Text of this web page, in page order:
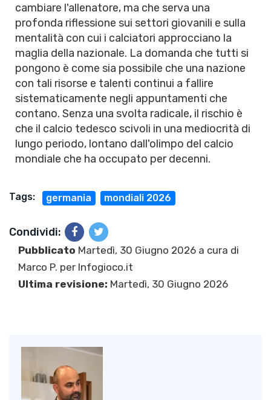
cambiare l'allenatore, ma che serva una
profonda riflessione sui settori giovanili e sulla
mentalità con cui i calciatori approcciano la
maglia della nazionale. La domanda che tutti si
pongono è come sia possibile che una nazione
con tali risorse e talenti continui a fallire
sistematicamente negli appuntamenti che
contano. Senza una svolta radicale, il rischio è
che il calcio tedesco scivoli in una mediocrità di
lungo periodo, lontano dall'olimpo del calcio
mondiale che ha occupato per decenni.
Tags: germania mondiali 2026
Condividi:
Pubblicato Martedì, 30 Giugno 2026 a cura di
Marco P. per Infogioco.it
Ultima revisione: Martedì, 30 Giugno 2026